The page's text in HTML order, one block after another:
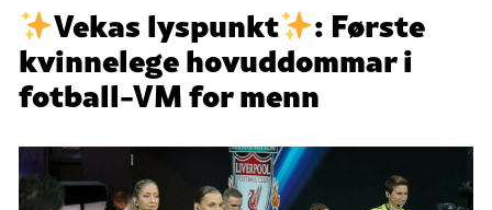
Vekas lyspunkt : Første
kvinnelege hovuddommar i
fotball-VM for menn